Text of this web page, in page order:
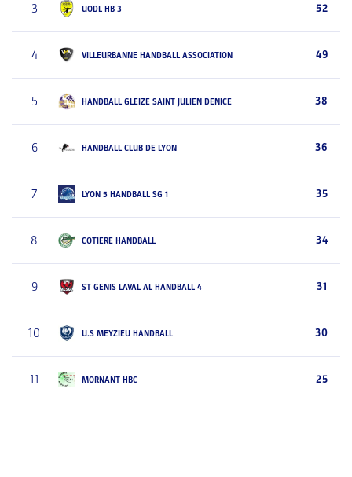
3 UODL HB 3 52
4 VILLEURBANNE HANDBALL ASSOCIATION 49
5 HANDBALL GLEIZE SAINT JULIEN DENICE 38
6 HANDBALL CLUB DE LYON 36
7 LYON 5 HANDBALL SG 1 35
8 COTIERE HANDBALL 34
9 ST GENIS LAVAL AL HANDBALL 4 31
10 U.S MEYZIEU HANDBALL 30
11 MORNANT HBC 25